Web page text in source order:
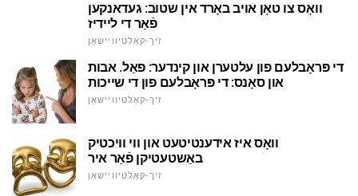
וואָס צו טאָן אויב באָרד אין שטוב: געדאנקען
פֿאַר די ליידיז
זיך-קאַלטיוויישאַן
די פּראָבלעם פון עלטערן און קינדער: פאַל. אבות
און סאָנס: די פּראָבלעם פון די שייכות
זיך-קאַלטיוויישאַן
וואָס איז אידענטיטעט און ווי וויכטיק
באַשטעטיקן פֿאַר איר
זיך-קאַלטיוויישאַן